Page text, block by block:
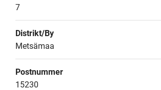
7
Distrikt/By
Metsämaa
Postnummer
15230